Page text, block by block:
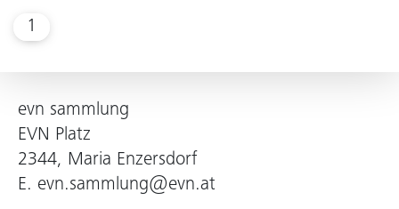
1
evn sammlung
EVN Platz
2344, Maria Enzersdorf
E. evn.sammlung@evn.at